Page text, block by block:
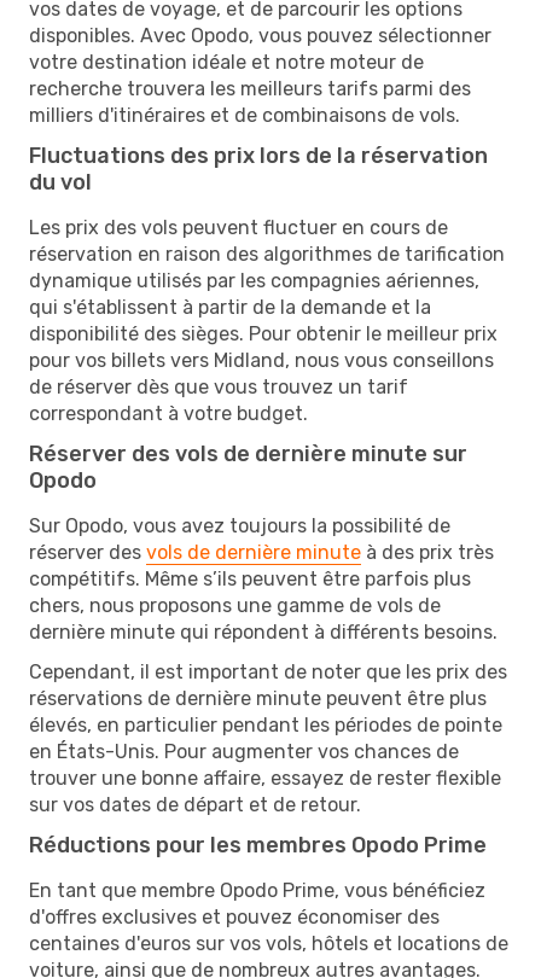
vos dates de voyage, et de parcourir les options
disponibles. Avec Opodo, vous pouvez sélectionner
votre destination idéale et notre moteur de
recherche trouvera les meilleurs tarifs parmi des
milliers d'itinéraires et de combinaisons de vols.
Fluctuations des prix lors de la réservation
du vol
Les prix des vols peuvent fluctuer en cours de
réservation en raison des algorithmes de tarification
dynamique utilisés par les compagnies aériennes,
qui s'établissent à partir de la demande et la
disponibilité des sièges. Pour obtenir le meilleur prix
pour vos billets vers Midland, nous vous conseillons
de réserver dès que vous trouvez un tarif
correspondant à votre budget.
Réserver des vols de dernière minute sur
Opodo
Sur Opodo, vous avez toujours la possibilité de
réserver des vols de dernière minute à des prix très
compétitifs. Même s’ils peuvent être parfois plus
chers, nous proposons une gamme de vols de
dernière minute qui répondent à différents besoins.
Cependant, il est important de noter que les prix des
réservations de dernière minute peuvent être plus
élevés, en particulier pendant les périodes de pointe
en États-Unis. Pour augmenter vos chances de
trouver une bonne affaire, essayez de rester flexible
sur vos dates de départ et de retour.
Réductions pour les membres Opodo Prime
En tant que membre Opodo Prime, vous bénéficiez
d'offres exclusives et pouvez économiser des
centaines d'euros sur vos vols, hôtels et locations de
voiture, ainsi que de nombreux autres avantages.